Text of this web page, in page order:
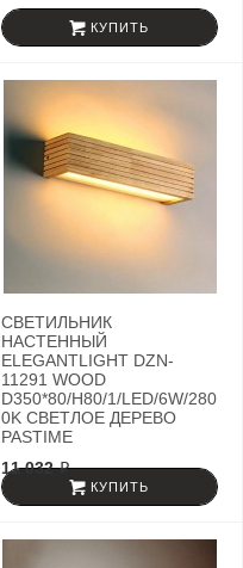
КУПИТЬ
СВЕТИЛЬНИК
НАСТЕННЫЙ
ELEGANTLIGHT DZN-
11291 WOOD
D350*80/H80/1/LED/6W/280
0K СВЕТЛОЕ ДЕРЕВО
PASTIME
11 032 ₽
КУПИТЬ